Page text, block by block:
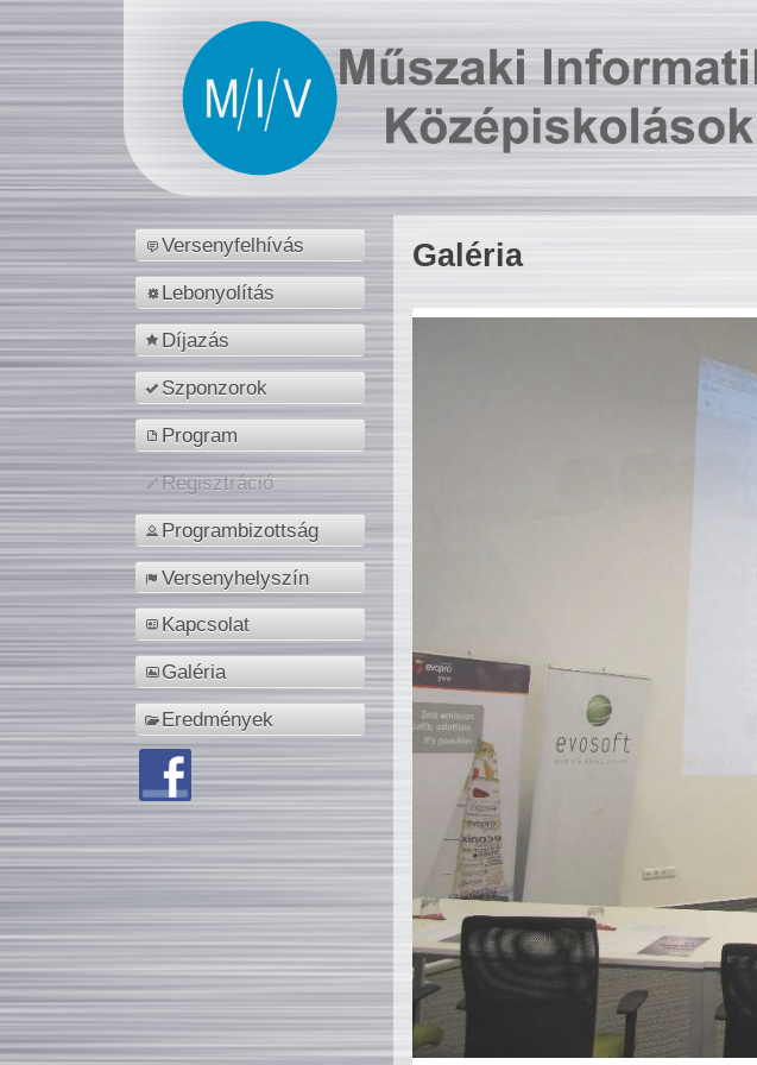
Versenyfelhívás
Lebonyolítás
Díjazás
Szponzorok
Program
Regisztráció
Programbizottság
Versenyhelyszín
Kapcsolat
Galéria
Eredmények
Galéria